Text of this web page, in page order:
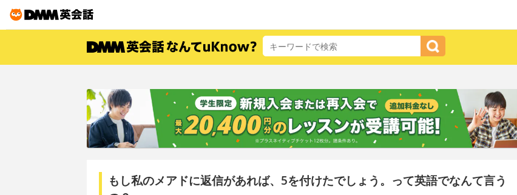
もし私のメアドに返信があれば、5を付けたでしょう。って英語でなんて言う